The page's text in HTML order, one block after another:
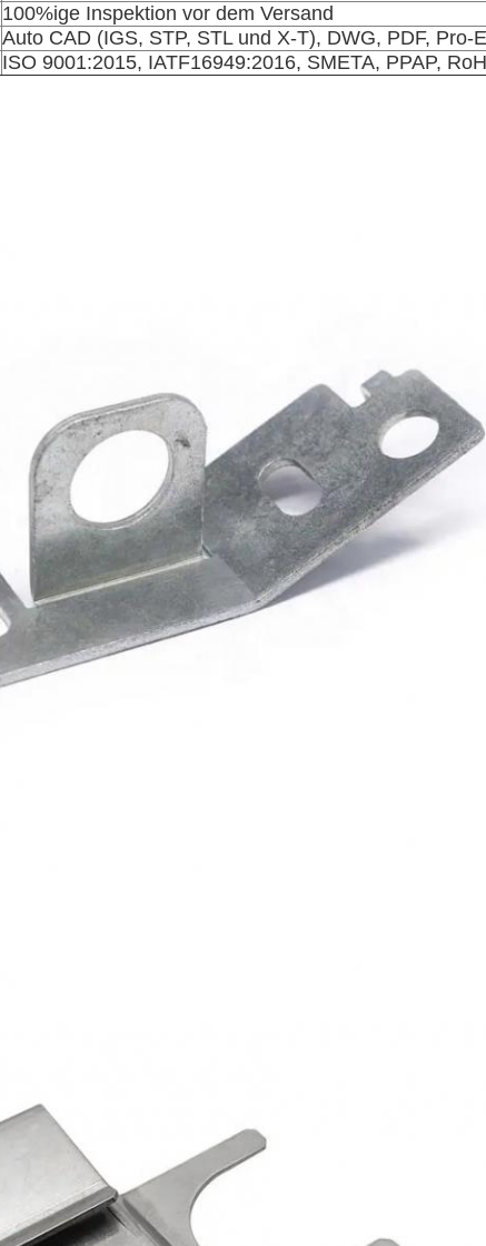
100%ige Inspektion vor dem Versand
Auto CAD (IGS, STP, STL und X-T), DWG, PDF, Pro-
ISO 9001:2015, IATF16949:2016, SMETA, PPAP,